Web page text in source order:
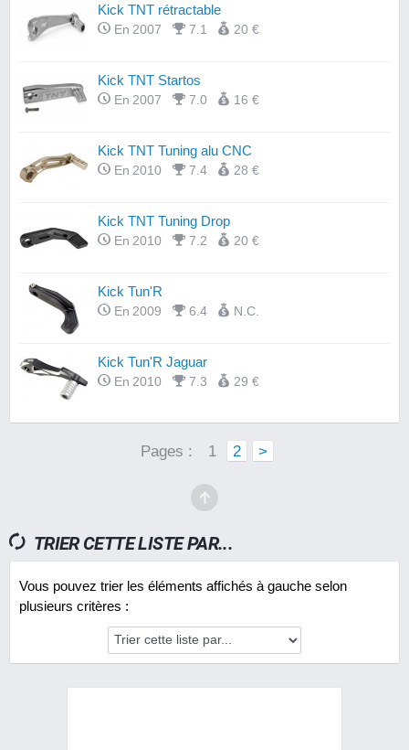
Kick TNT rétractable
En 2007 7.1 20 €
Kick TNT Startos
En 2007 7.0 16 €
Kick TNT Tuning alu CNC
En 2010 7.4 28 €
Kick TNT Tuning Drop
En 2010 7.2 20 €
Kick Tun'R
En 2009 6.4 N.C.
Kick Tun'R Jaguar
En 2010 7.3 29 €
Pages : 1 2 >
TRIER CETTE LISTE PAR...
Vous pouvez trier les éléments affichés à gauche selon
plusieurs critères :